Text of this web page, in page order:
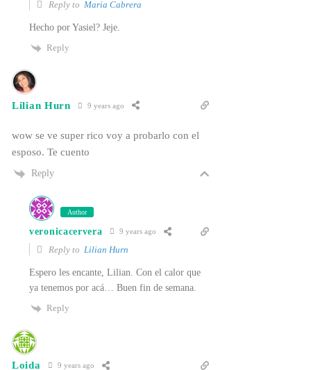
Reply toMaria Cabrera
Hecho por Yasiel? Jeje.
Reply
Lilian Hurn 9 years ago
wow se ve super rico voy a probarlo con el
esposo. Te cuento
Reply
Author
veronicacervera 9 years ago
Reply to Lilian Hurn
Espero les encante, Lilian. Con el calor que
ya tenemos por acá… Buen fin de semana.
Reply
Loida 9 years ago